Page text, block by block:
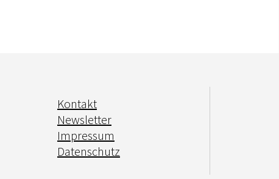
Kontakt
Newsletter
Impressum
Datenschutz